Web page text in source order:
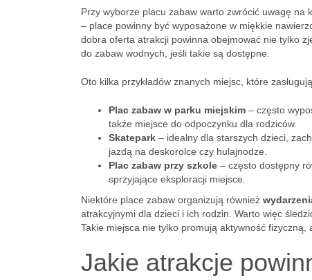
Przy wyborze placu zabaw warto zwrócić uwagę na
– place powinny być wyposażone w miękkie
dobra oferta atrakcji powinna obejmować nie tylko
do zabaw wodnych, jeśli takie są dostępne.
Oto kilka przykładów znanych miejsc, które
Plac zabaw w parku miejskim – często
także miejsce do odpoczynku dla rodziców.
Skatepark – idealny dla starszych dzieci,
jazdą na deskorolce czy hulajnodze.
Plac zabaw przy szkole – często dostępny
sprzyjające eksploracji miejsce.
Niektóre place zabaw organizują również
atrakcyjnymi dla dzieci i ich rodzin. Warto więc
Takie miejsca nie tylko promują aktywność fizyczną,
Jakie atrakcje